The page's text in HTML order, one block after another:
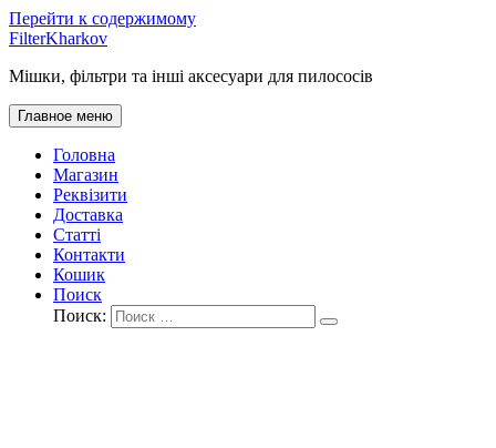
Перейти к содержимому
FilterKharkov
Мішки, фільтри та інші аксесуари для пилососів
Главное меню
Головна
Магазин
Реквізити
Доставка
Статті
Контакти
Кошик
Поиск
Поиск: